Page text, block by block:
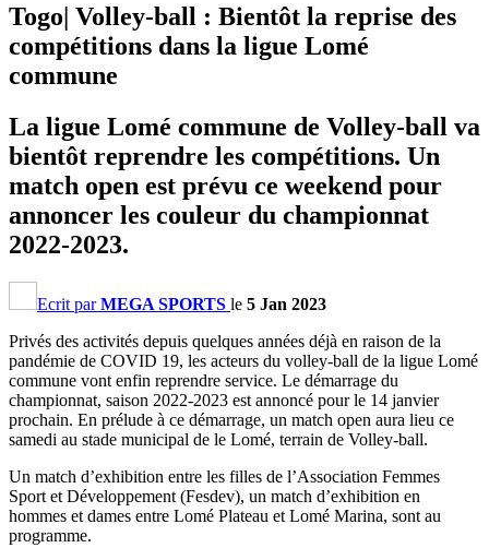
Togo| Volley-ball : Bientôt la reprise des
compétitions dans la ligue Lomé
commune
La ligue Lomé commune de Volley-ball va
bientôt reprendre les compétitions. Un
match open est prévu ce weekend pour
annoncer les couleur du championnat
2022-2023.
Ecrit parMEGA SPORTS le 5 Jan 2023
Privés des activités depuis quelques années déjà en raison de la
pandémie de COVID 19, les acteurs du volley-ball de la ligue Lomé
commune vont enfin reprendre service. Le démarrage du
championnat, saison 2022-2023 est annoncé pour le 14 janvier
prochain. En prélude à ce démarrage, un match open aura lieu ce
samedi au stade municipal de le Lomé, terrain de Volley-ball.
Un match d’exhibition entre les filles de l’Association Femmes
Sport et Développement (Fesdev), un match d’exhibition en
hommes et dames entre Lomé Plateau et Lomé Marina, sont au
programme.